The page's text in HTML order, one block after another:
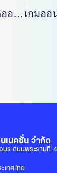
DuckDuckGo คืออะไร
เนคชั่น จำกัด
ร ถนนพระรามที่ 4
เทศไทย